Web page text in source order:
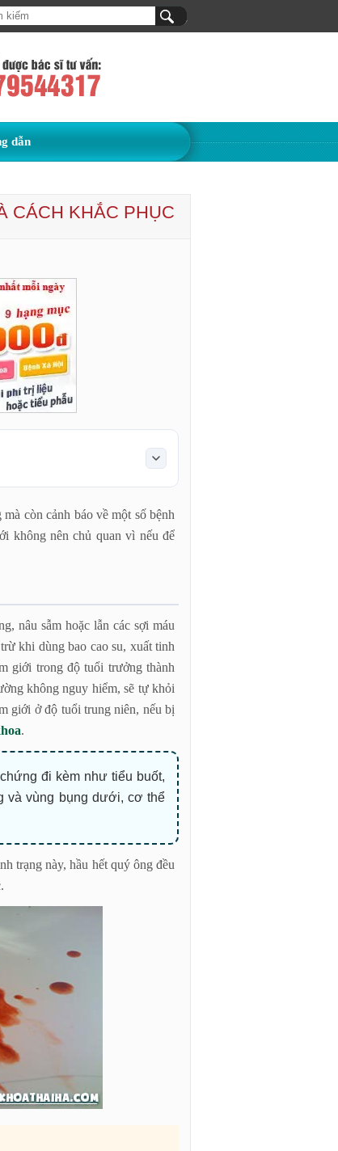
dẫn
CÁCH KHẮC PHỤC
còn cảnh báo về một số bệnh
không nên chủ quan vì nếu để
nâu sẫm hoặc lẫn các sợi máu
khi dùng bao cao su, xuất tinh
giới trong độ tuổi trưởng thành
không nguy hiểm, sẽ tự khỏi
giới ở độ tuổi trung niên, nếu bị
.
đi kèm như tiểu buốt,
và vùng bụng dưới, cơ thể
trạng này, hầu hết quý ông đều